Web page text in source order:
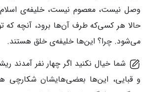
وصل نیست، معصوم نیست، خلیفه‌ی
حالا هر کسی‌که طرف آن‌ها برود، آنچه که
می‌شود. چرا؟ این‌ها خلیفه‌ی خلق هستند.
شما خیال نکنید اگر چهار نفر آمدند
و قبایی، این‌ها بعضی‌هایشان شکارچی